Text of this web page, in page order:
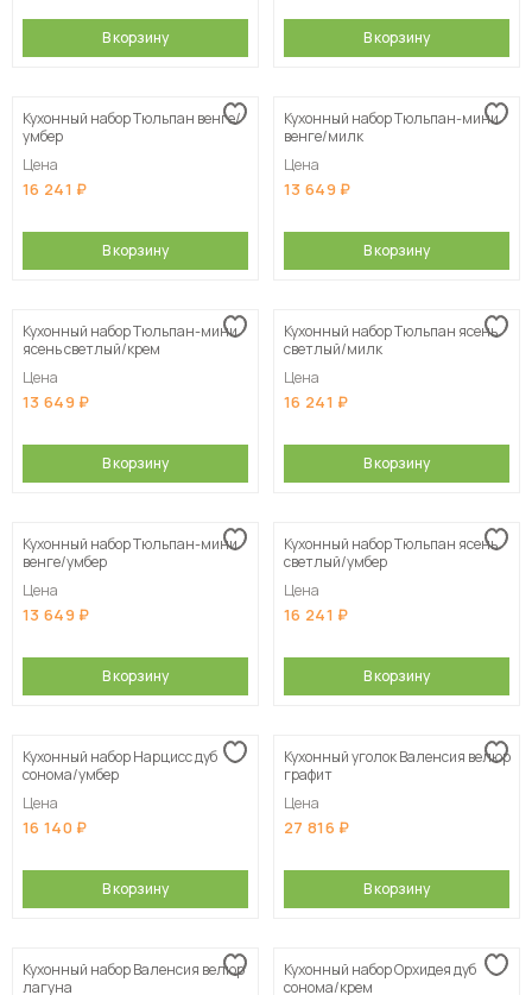
В корзину В корзину
Кухонный набор Тюльпан венге/
умбер
Цена
16 241
В корзину
Кухонный набор Тюльпан-мини
венге/милк
Цена
13 649
В корзину
Кухонный набор Тюльпан-мини
ясень светлый/крем
Цена
13 649
В корзину
Кухонный набор Тюльпан ясень
светлый/милк
Цена
16 241
В корзину
Кухонный набор Тюльпан-мини
венге/умбер
Цена
13 649
В корзину
Кухонный набор Тюльпан ясень
светлый/умбер
Цена
16 241
В корзину
Кухонный набор Нарцисс дуб
сонома/умбер
Цена
16 140
В корзину
Кухонный уголок Валенсия велюр
графит
Цена
27 816
В корзину
Кухонный набор Валенсия велюр
лагуна
Кухонный набор Орхидея дуб
сонома/крем